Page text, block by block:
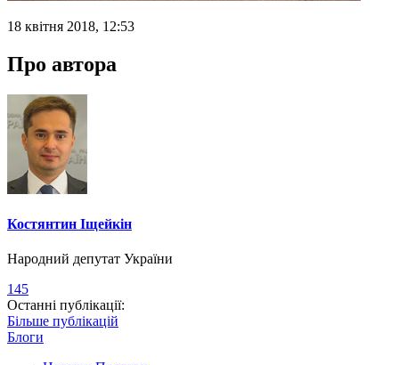
18 квітня 2018, 12:53
Про автора
Костянтин Іщейкін
Народний депутат України
145
Останні публікації:
Більше публікацій
Блоги